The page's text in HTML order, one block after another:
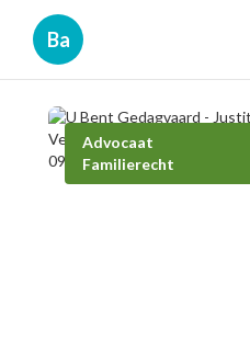
Ba
Advocaat
Familierecht